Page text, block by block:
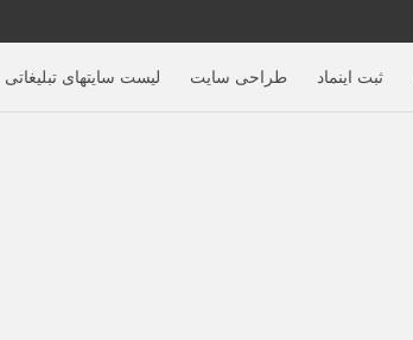
ثبت اینماد طراحی سایت لیست سایتهای تبلیغاتی